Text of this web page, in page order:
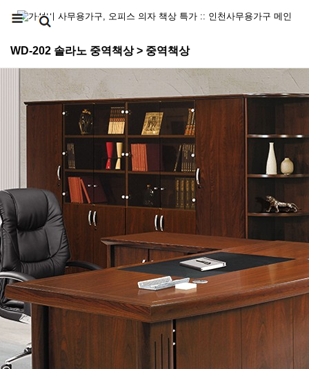
WD-202 솔라노 중역책상 > 중역책상